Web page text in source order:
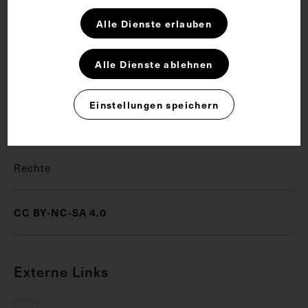
Schlagwörter
Neurologie
Neuropathologie
Psychiatrie
Rechte
CC BY-NC-SA 4.0
Externe Links
Alle Dienste erlauben
Alle Dienste ablehnen
Einstellungen speichern